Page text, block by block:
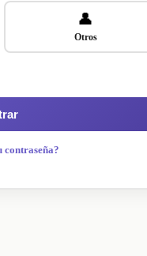
👤
Otros
contraseña?